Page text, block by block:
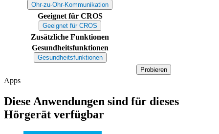
Ohr-zu-Ohr-Kommunikation
Geeignet für CROS
Geeignet für CROS
Zusätzliche Funktionen
Gesundheitsfunktionen
Gesundheitsfunktionen
Probieren
Apps
Diese Anwendungen sind für dieses
Hörgerät verfügbar